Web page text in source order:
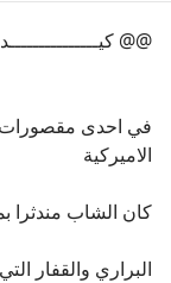
@@
في احدى مقصورات
الاميركية
كان الشاب مندثرا
البراري والقفار